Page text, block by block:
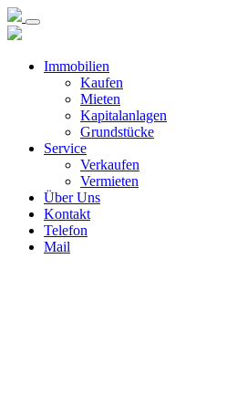
Immobilien
Kaufen
Mieten
Kapitalanlagen
Grundstücke
Service
Verkaufen
Vermieten
Über Uns
Kontakt
Telefon
Mail